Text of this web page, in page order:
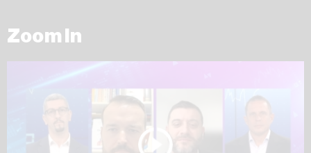
Zoom In